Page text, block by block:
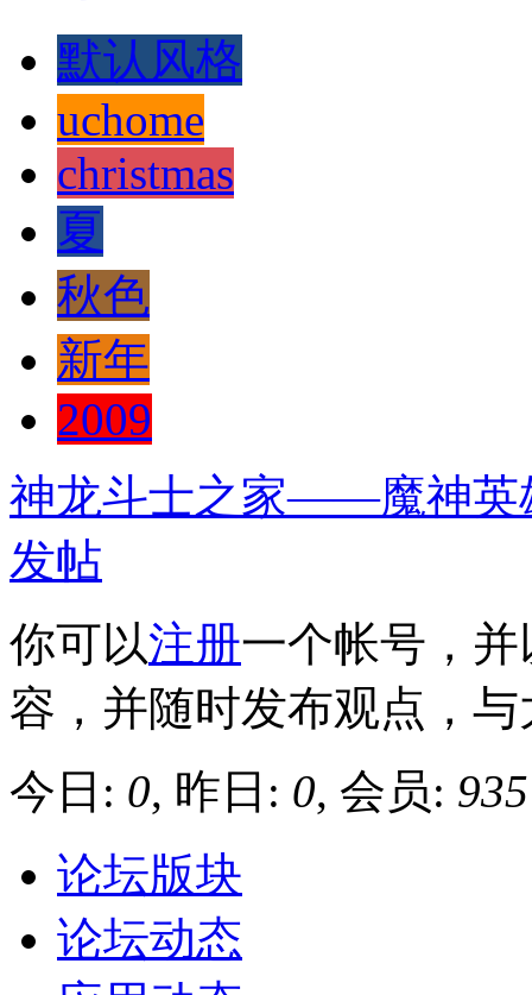
默认风格
uchome
christmas
夏
秋色
新年
2009
神龙斗士之家——魔神英
发帖
你可以注册一个帐号，并
容，并随时发布观点，
今日: 0, 昨日: 0, 会员: 935
论坛版块
论坛动态